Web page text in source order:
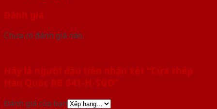
Đánh giá
Chưa có đánh giá nào.
Hãy là người đầu tiên nhận xét “Cửa thép
Hàn Quốc RB 641-H-SGD”
Đánh giá của bạn